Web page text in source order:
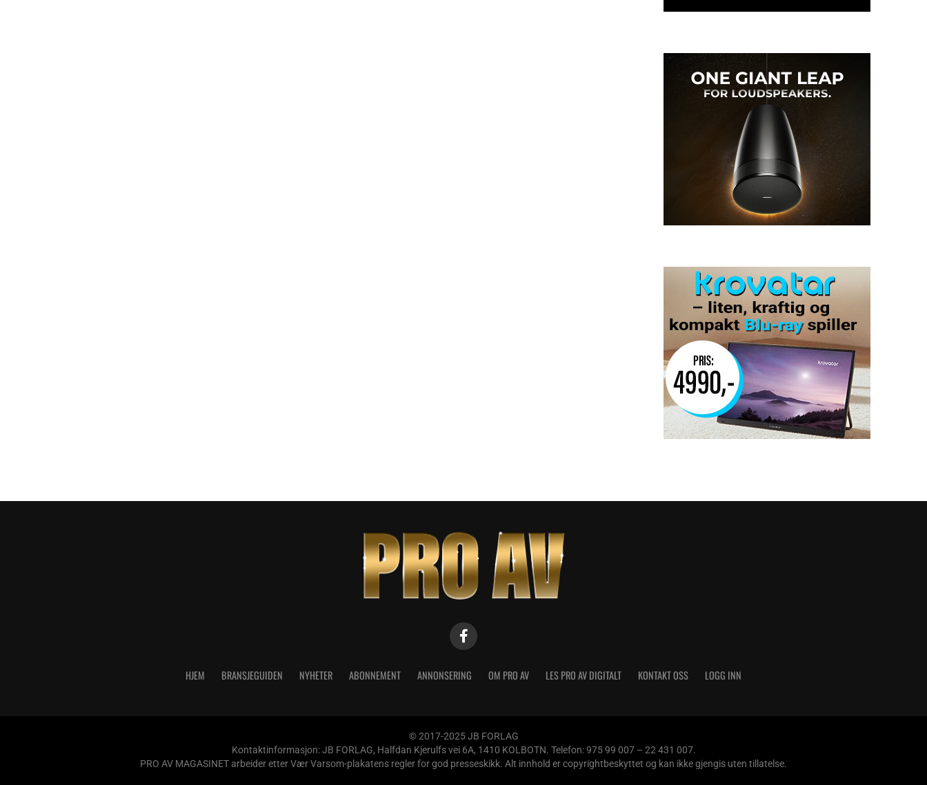
HJEM BRANSJEGUIDEN NYHETER ABONNEMENT ANNONSERING OM PRO AV LES PRO AV DIGITALT KONTAKT OSS LOGG INN
© 2017-2025 JB FORLAG
Kontaktinformasjon: JB FORLAG, Halfdan Kjerulfs vei 6A, 1410 KOLBOTN. Telefon: 975 99 007 – 22 431 007.
PRO AV MAGASINET arbeider etter Vær Varsom-plakatens regler for god presseskikk. Alt innhold er copyrightbeskyttet og kan ikke gjengis uten tillatelse.